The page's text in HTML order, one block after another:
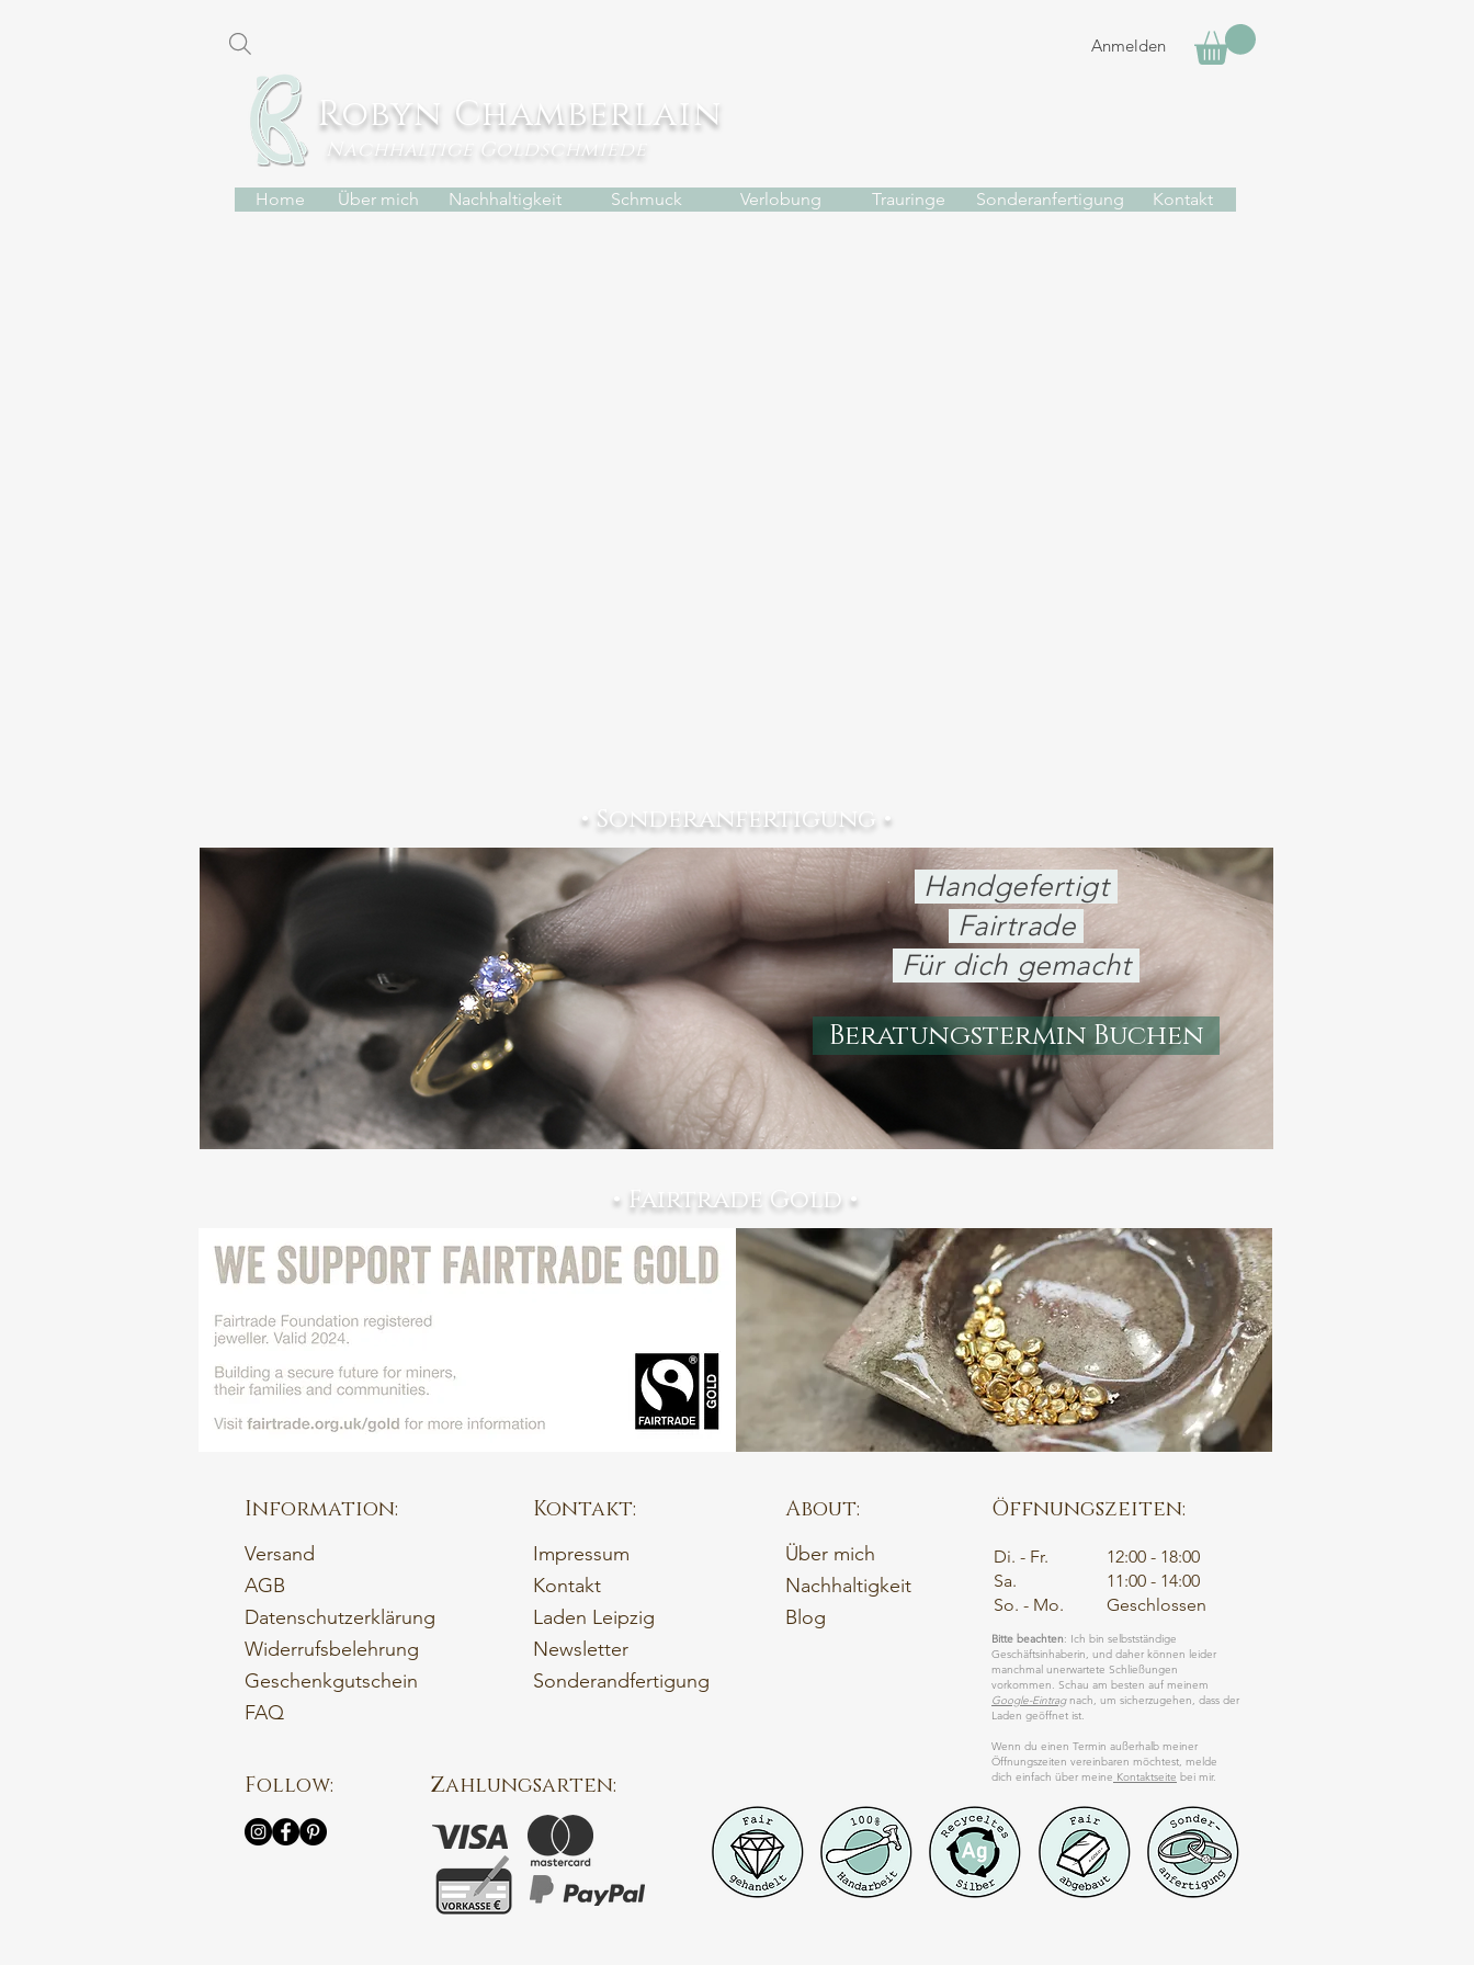
Anmelden
Robyn Chamberlain
Nachhaltige Goldschmiede
Home Über mich Nachhaltigkeit Schmuck Verlobung Trauringe Sonderanfertigung Kontakt
Handgefertigt
Fairtrade
Für dich gemacht
Beratungstermin Buchen
• Fairtrade Gold •
• Sonderanfertigung •
Information:
Versand
AGB
Datenschutzerklärung
Widerrufsbelehrung
Geschenkgutschein
FAQ
Kontakt:
Impressum
Kontakt
Laden Leipzig
Newsletter
Sonderandfertigung
About:
Über mich
Nachhaltigkeit
Blog
Öffnungszeiten:
Di. - Fr.
Sa.
So. - Mo.
12:00 - 18:00
11:00 - 14:00
Geschlossen
Bitte beachten: Ich bin selbstständige
Geschäftsinhaberin, und daher können leider
manchmal unerwartete Schließungen
vorkommen. Schau am besten auf meinem
Google-Eintragnach, um sicherzugehen, dass der
Laden geöffnet ist.
Wenn du einen Termin außerhalb meiner
Öffnungszeiten vereinbaren möchtest, melde
dich einfach über meine Kontaktseite bei mir.
Follow: Zahlungsarten: